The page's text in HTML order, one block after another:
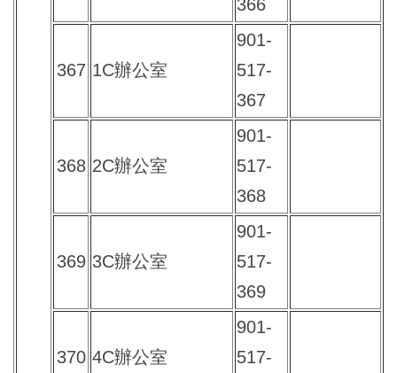
366
367 1C辦公室
901-
517-
367
368 2C辦公室
901-
517-
368
369 3C辦公室
901-
517-
369
370 4C辦公室
901-
517-